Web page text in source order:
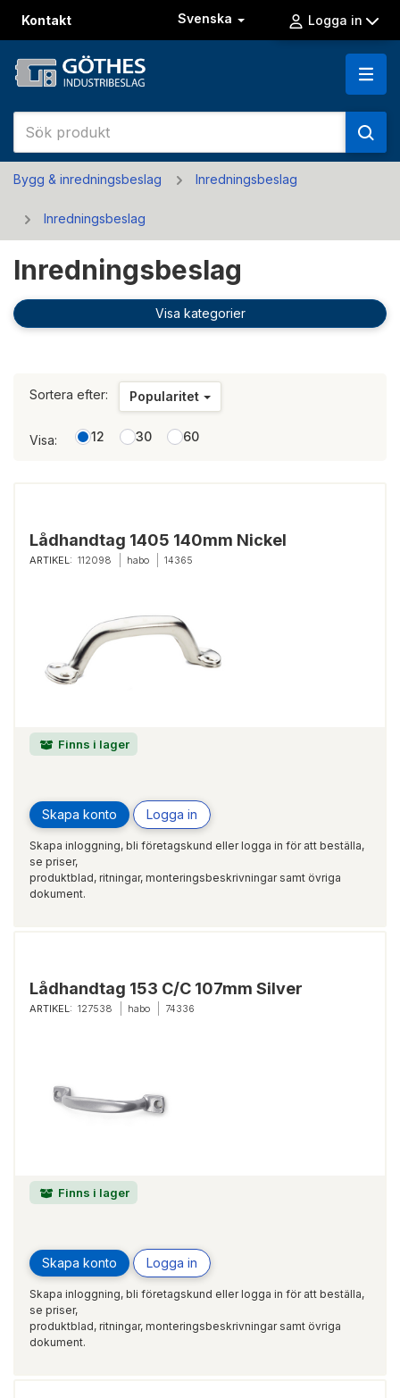
Kontakt Svenska Logga in
Bygg & inredningsbeslag Inredningsbeslag
Inredningsbeslag
Inredningsbeslag
Visa kategorier
Sortera efter: Popularitet
Visa: 12 30 60
Lådhandtag 1405 140mm Nickel
ARTIKEL: 112098 habo 14365
Finns i lager
Skapa konto Logga in
Skapa inloggning, bli företagskund eller logga in för att beställa,
se priser,
produktblad, ritningar, monteringsbeskrivningar samt övriga
dokument.
Lådhandtag 153 C/C 107mm Silver
ARTIKEL: 127538 habo 74336
Finns i lager
Skapa konto Logga in
Skapa inloggning, bli företagskund eller logga in för att beställa,
se priser,
produktblad, ritningar, monteringsbeskrivningar samt övriga
dokument.